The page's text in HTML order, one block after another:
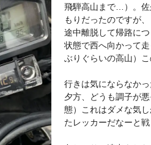
飛騨高山まで…）。佐
もりだったのですが
途中離脱して帰路に
状態で西へ向かって
ぶりぐらいの高山）こ
行きは気にならなか
夕方、どうも調子が
態）これはダメな気
たレッカーだなーと